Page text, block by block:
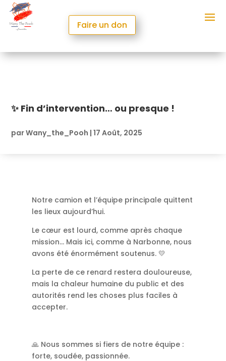
Faire un don
✨ Fin d’intervention… ou presque !
parWany_the_Pooh |17 Août, 2025
Notre camion et l’équipe principale quittent
les lieux aujourd’hui.
Le cœur est lourd, comme après chaque
mission… Mais ici, comme à Narbonne, nous
avons été énormément soutenus. 💛
La perte de ce renard restera douloureuse,
mais la chaleur humaine du public et des
autorités rend les choses plus faciles à
accepter.
🙏 Nous sommes si fiers de notre équipe :
forte, soudée, passionnée.